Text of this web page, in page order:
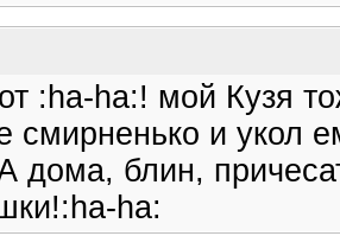
:ha-ha:! мой Кузя
смирненько и укол
дома, блин,
ha: